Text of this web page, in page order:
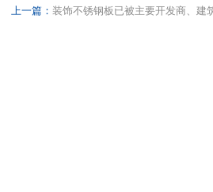
上一篇： 装饰不锈钢板已被主要开发商、建筑师、设